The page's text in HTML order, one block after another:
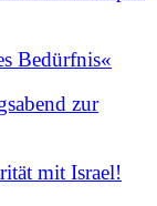
Bedürfnis«
zur
mit Israel!